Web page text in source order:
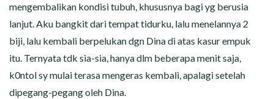
mengembalikan kondisi tubuh, khususnya bagi yg berusia
lanjut. Aku bangkit dari tempat tidurku, lalu menelannya 2
biji, lalu kembali berpelukan dgn Dina di atas kasur empuk
itu. Ternyata tdk sia-sia, hanya dlm beberapa menit saja,
k0ntol sy mulai terasa mengeras kembali, apalagi setelah
dipegang-pegang oleh Dina.